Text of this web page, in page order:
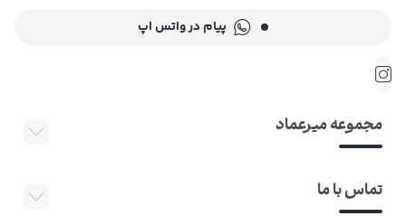
پیام در واتس اپ
مجموعه میرعماد
تماس با ما